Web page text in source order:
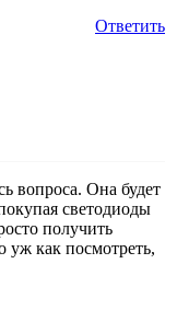
Ответить
вопроса. Она будет
светодиоды
получить
уж как посмотреть,